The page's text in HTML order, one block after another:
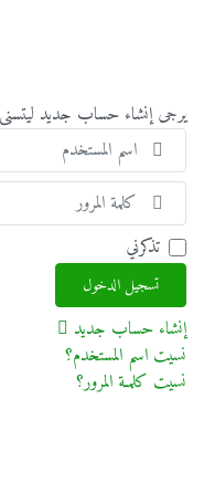
يرجى إنشاء حساب جديد ليتسنى
تذكرني
تسجيل الدخول
إنشاء حساب جديد
نسيت اسم المستخدم؟
نسيت كلمـة المرور؟